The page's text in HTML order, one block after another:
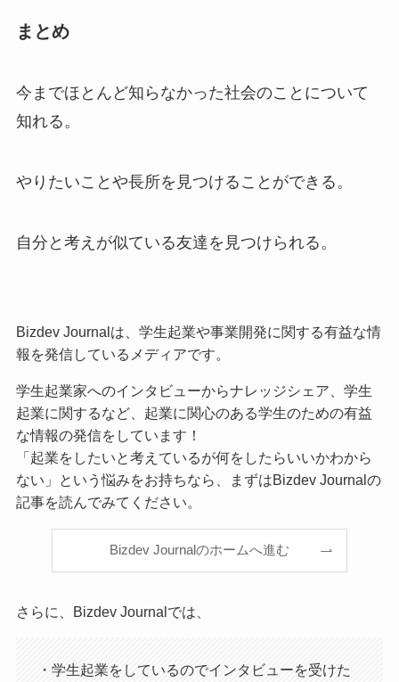
まとめ
今までほとんど知らなかった社会のことについて
知れる。
やりたいことや長所を見つけることができる。
自分と考えが似ている友達を見つけられる。
Bizdev Journalは、学生起業や事業開発に関する有益な情
報を発信しているメディアです。
学生起業家へのインタビューからナレッジシェア、学生
起業に関するなど、起業に関心のある学生のための有益
な情報の発信をしています！
「起業をしたいと考えているが何をしたらいいかわから
ない」という悩みをお持ちなら、まずはBizdev Journalの
記事を読んでみてください。
Bizdev Journalのホームへ進む
さらに、Bizdev Journalでは、
・学生起業をしているのでインタビューを受けた